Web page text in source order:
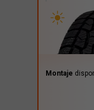
Montaje